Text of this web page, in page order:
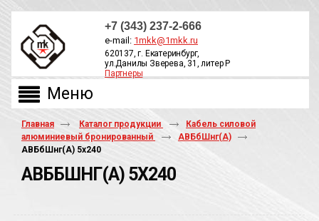
+7 (343) 237-2-666
e-mail: 1mkk@1mkk.ru
620137, г. Екатеринбург,
ул.Данилы Зверева, 31, литер Р
Партнеры
Главная Каталог продукции
Кабель силовой
алюминиевый бронированный
АВБбШнг(А)
АВБбШнг(A) 5х240
АВББШНГ(A) 5Х240